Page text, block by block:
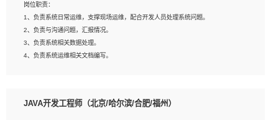
征，可独立提出完整的优化方案,并推动方案执行达成结果；熟练使用PPT、
WORD、EXCEL等办公软件；
3、深入理解公司各项AI产品和技术信息；具有较强的文档编写能力，能独立撰写
PPT、方案建议书等，面试时需携带个人制作的专业PPT文件进行展示。
岗位职责：
1、负责系统日常运维，支撑现场运维，配合开发人员处理系统问题。
2、负责与沟通问题，汇报情况。
3、负责系统相关数据处理。
4、负责系统运维相关文档编写。
岗位要求：
JAVA开发工程师（北京/哈尔滨/合肥/福州）